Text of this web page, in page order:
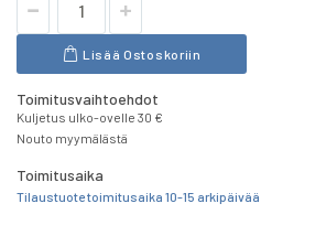
Lisää Ostoskoriin
Toimitusvaihtoehdot
Kuljetus ulko-ovelle 30 €
Nouto myymälästä
Toimitusaika
Tilaustuote toimitusaika 10-15 arkipäivää